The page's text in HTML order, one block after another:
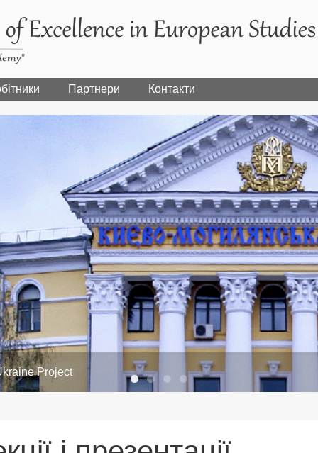
Партнери Контакти
Project